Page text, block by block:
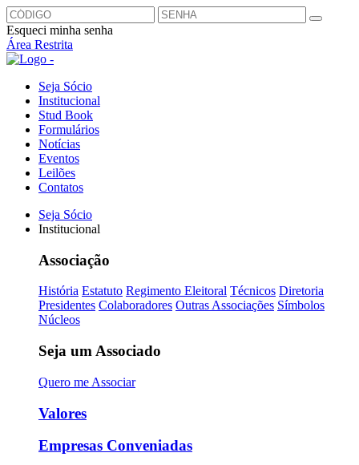
Esqueci minha senha
Área Restrita
Seja Sócio
Institucional
Stud Book
Formulários
Notícias
Eventos
Leilões
Contatos
Seja Sócio
Institucional
Associação
História Estatuto Regimento Eleitoral Técnicos Diretoria
Presidentes Colaboradores Outras Associações Símbolos
Núcleos
Seja um Associado
Quero me Associar
Valores
Empresas Conveniadas